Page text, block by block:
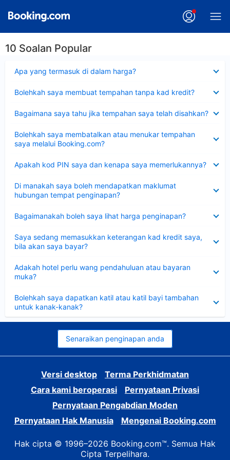
10 Soalan Popular
Apa yang termasuk di dalam harga?
Bolehkah saya membuat tempahan tanpa kad kredit?
Bagaimana saya tahu jika tempahan saya telah disahkan?
Bolehkah saya membatalkan atau menukar tempahan
saya melalui Booking.com?
Apakah kod PIN saya dan kenapa saya memerlukannya?
Di manakah saya boleh mendapatkan maklumat
hubungan tempat penginapan?
Bagaimanakah boleh saya lihat harga penginapan?
Saya sedang memasukkan keterangan kad kredit saya,
bila akan saya bayar?
Adakah hotel perlu wang pendahuluan atau bayaran
muka?
Bolehkah saya dapatkan katil atau katil bayi tambahan
untuk kanak-kanak?
Senaraikan penginapan anda
Versi desktop
Terma Perkhidmatan
Cara kami beroperasi
Pernyataan Privasi
Pernyataan Pengabdian Moden
Pernyataan Hak Manusia
Mengenai Booking.com
Hak cipta © 1996–2026 Booking.com™. Semua Hak
Cipta Terpelihara.